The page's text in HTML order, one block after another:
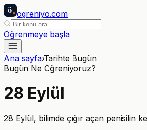
ö ogreniyo.com
Öğrenmeye başla
Ana sayfa›Tarihte Bugün
Bugün Ne Öğreniyoruz?
28 Eylül
28 Eylül, bilimde çığır açan penisilin